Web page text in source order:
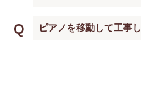
Q ピアノを移動して工事